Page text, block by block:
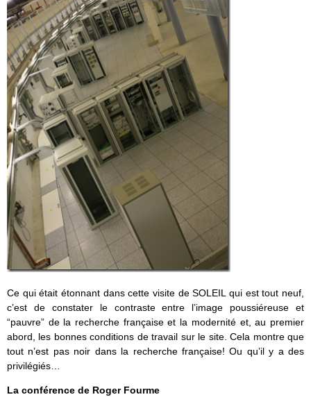
Ce qui était étonnant dans cette visite de SOLEIL qui est tout neuf,
c’est de constater le contraste entre l’image poussiéreuse et
“pauvre” de la recherche française et la modernité et, au premier
abord, les bonnes conditions de travail sur le site. Cela montre que
tout n’est pas noir dans la recherche française! Ou qu’il y a des
privilégiés…
La conférence de Roger Fourme